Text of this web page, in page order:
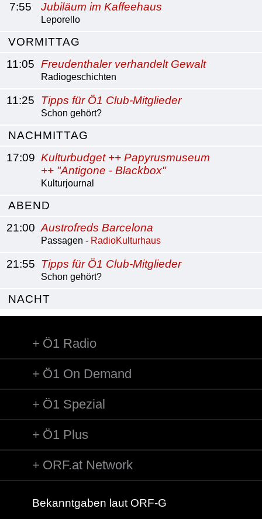
7:55
Jubiläum im Kaffeehaus
Leporello
VORMITTAG
11:05 Freudenthaler verhandelt Gewalt
Radiogeschichten
11:25 Tipps für Ö1 Club-Mitglieder
Schon gehört?
NACHMITTAG
17:09 Kulturbudget ++ Papyrusmuseum
++ "Antigone - Blackbox"
Kulturjournal
ABEND
21:00 Austrofreds Barcelona
Passagen - RadioKulturhaus
21:55 Tipps für Ö1 Club-Mitglieder
Schon gehört?
NACHT
Ö1 Radio
Ö1 On Demand
Ö1 Spezial
Ö1 Plus
ORF.at Network
Bekanntgaben laut ORF-G